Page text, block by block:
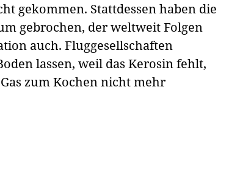
gekommen. Stattdessen haben die
gebrochen, der weltweit Folgen
auch. Fluggesellschaften
lassen, weil das Kerosin fehlt,
zum Kochen nicht mehr